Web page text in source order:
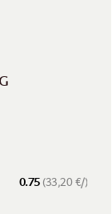
0.75(33,20 €/)